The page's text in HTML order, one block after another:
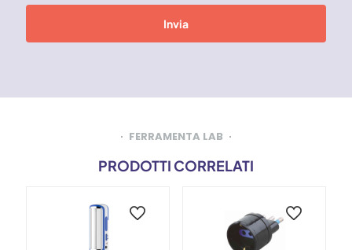
FERRAMENTA LAB
PRODOTTI CORRELATI